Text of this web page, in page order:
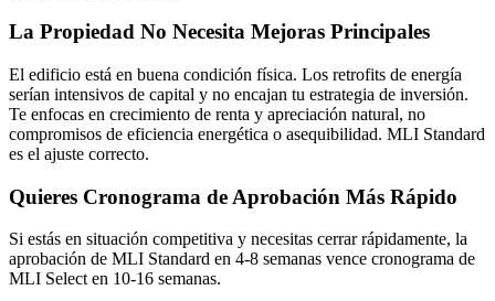
La Propiedad No Necesita Mejoras Principales
El edificio está en buena condición física. Los retrofits de energía
serían intensivos de capital y no encajan tu estrategia de inversión.
Te enfocas en crecimiento de renta y apreciación natural, no
compromisos de eficiencia energética o asequibilidad. MLI Standard
es el ajuste correcto.
Quieres Cronograma de Aprobación Más Rápido
Si estás en situación competitiva y necesitas cerrar rápidamente, la
aprobación de MLI Standard en 4-8 semanas vence cronograma de
MLI Select en 10-16 semanas.